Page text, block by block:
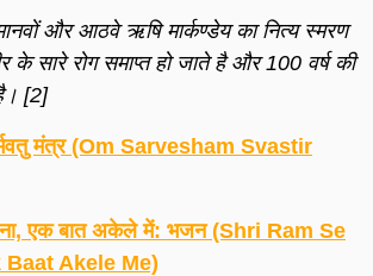
और आठवे ऋषि मार्कण्डेय का नित्य स्मरण
के सारे रोग समाप्त हो जाते है और 100 वर्ष की
[2]
मंत्र (Om Sarvesham Svastir
एक बात अकेले में: भजन (Shri Ram Se
Baat Akele Me)